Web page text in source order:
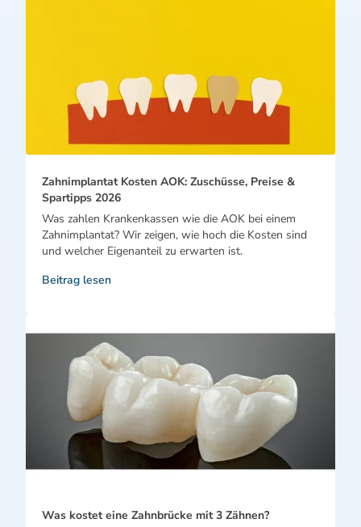
Zahnimplantat Kosten AOK: Zuschüsse, Preise &
Spartipps 2026
Was zahlen Krankenkassen wie die AOK bei einem
Zahnimplantat? Wir zeigen, wie hoch die Kosten sind
und welcher Eigenanteil zu erwarten ist.
Beitrag lesen
Was kostet eine Zahnbrücke mit 3 Zähnen?